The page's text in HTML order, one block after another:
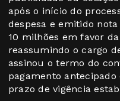
após o início do
despesa e emitido
10 milhões em favor
reassumindo o cargo
assinou o termo do
pagamento antecipado
prazo de vigência